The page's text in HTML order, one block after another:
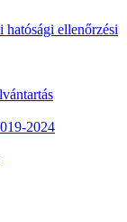
hatósági ellenőrzési
2024